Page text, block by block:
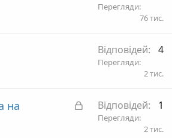
Перегляди
76 тис.
Відповідей 4
Перегляди
2 тис.
З
на
Відповідей 1
Перегляди
2 тис.